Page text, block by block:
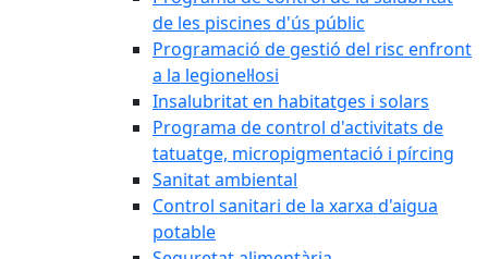
de les piscines d'ús públic
Programació de gestió del risc enfront
a la legionel·losi
Insalubritat en habitatges i solars
Programa de control d'activitats de
tatuatge, micropigmentació i pírcing
Sanitat ambiental
Control sanitari de la xarxa d'aigua
potable